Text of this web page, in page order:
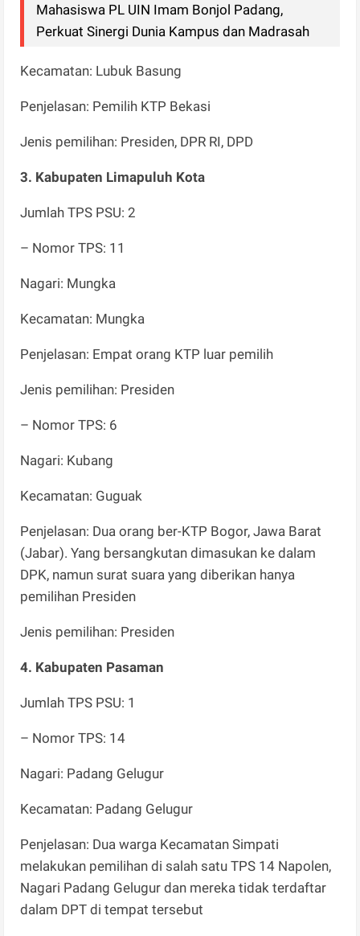
Mahasiswa PL UIN Imam Bonjol Padang,
Perkuat Sinergi Dunia Kampus dan Madrasah
Kecamatan: Lubuk Basung
Penjelasan: Pemilih KTP Bekasi
Jenis pemilihan: Presiden, DPR RI, DPD
3. Kabupaten Limapuluh Kota
Jumlah TPS PSU: 2
– Nomor TPS: 11
Nagari: Mungka
Kecamatan: Mungka
Penjelasan: Empat orang KTP luar pemilih
Jenis pemilihan: Presiden
– Nomor TPS: 6
Nagari: Kubang
Kecamatan: Guguak
Penjelasan: Dua orang ber-KTP Bogor, Jawa Barat
(Jabar). Yang bersangkutan dimasukan ke dalam
DPK, namun surat suara yang diberikan hanya
pemilihan Presiden
Jenis pemilihan: Presiden
4. Kabupaten Pasaman
Jumlah TPS PSU: 1
– Nomor TPS: 14
Nagari: Padang Gelugur
Kecamatan: Padang Gelugur
Penjelasan: Dua warga Kecamatan Simpati
melakukan pemilihan di salah satu TPS 14 Napolen,
Nagari Padang Gelugur dan mereka tidak terdaftar
dalam DPT di tempat tersebut